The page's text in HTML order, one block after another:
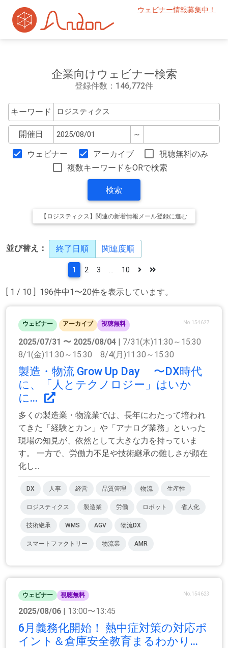
ウェビナー情報募集中！
企業向けウェビナー検索
登録件数：146,772件
キーワード
開催日 ～
ウェビナー アーカイブ
視聴無料のみ
複数キーワードをORで検索
検索
【ロジスティクス】関連の新着情報メール登録に進む
並び替え： 終了日順 関連度順
[ 1 / 10 ] 196件中1〜20件を表示しています。
1 2 3 10
ウェビナー アーカイブ 視聴無料 No.154627
2025/07/31 〜 2025/08/04 | 7/31(木)11:30～15:30
8/1(金)11:30～15:30 8/4(月)11:30～15:30
製造・物流 Grow Up Day 〜DX時代
に、「人とテクノロジー」はいか
に...
多くの製造業・物流業では、長年にわたって培われ
てきた「経験とカン」や「アナログ業務」といった
現場の知見が、依然として大きな力を持っていま
す。 一方で、労働力不足や技術継承の難しさが顕在
化し...
DX 人事 経営 品質管理 物流 生産性
ロジスティクス 製造業 労働 ロボット 省人化
技術継承 WMS AGV 物流DX
スマートファクトリー 物流業 AMR
ウェビナー 視聴無料 No.154623
2025/08/06 | 13:00〜13:45
6月義務化開始！ 熱中症対策の対応ポ
イント＆倉庫安全教育まるわかり...